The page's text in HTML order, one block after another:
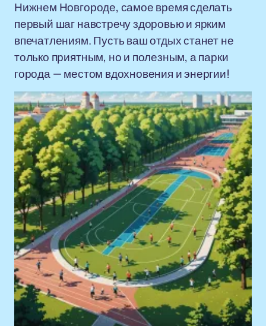
Нижнем Новгороде, самое время сделать
первый шаг навстречу здоровью и ярким
впечатлениям. Пусть ваш отдых станет не
только приятным, но и полезным, а парки
города — местом вдохновения и энергии!